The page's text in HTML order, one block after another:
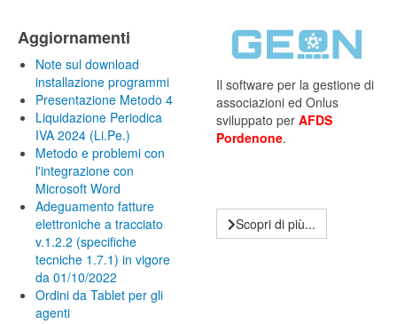
Aggiornamenti
Note sul download
installazione programmi
Presentazione Metodo 4
Liquidazione Periodica
IVA 2024 (Li.Pe.)
Metodo e problemi con
l'integrazione con
Microsoft Word
Adeguamento fatture
elettroniche a tracciato
v.1.2.2 (specifiche
tecniche 1.7.1) in vigore
da 01/10/2022
Ordini da Tablet per gli
agenti
Il software per la gestione di
associazioni ed Onlus
sviluppato per AFDS
Pordenone.
Scopri di più...